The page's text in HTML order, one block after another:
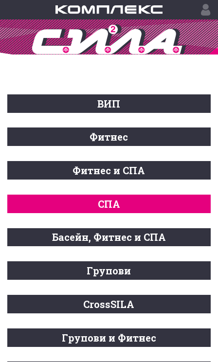
ВИП
Фитнес
Фитнес и СПА
СПА
Басейн, Фитнес и СПА
Групови
CrossSILA
Групови и Фитнес